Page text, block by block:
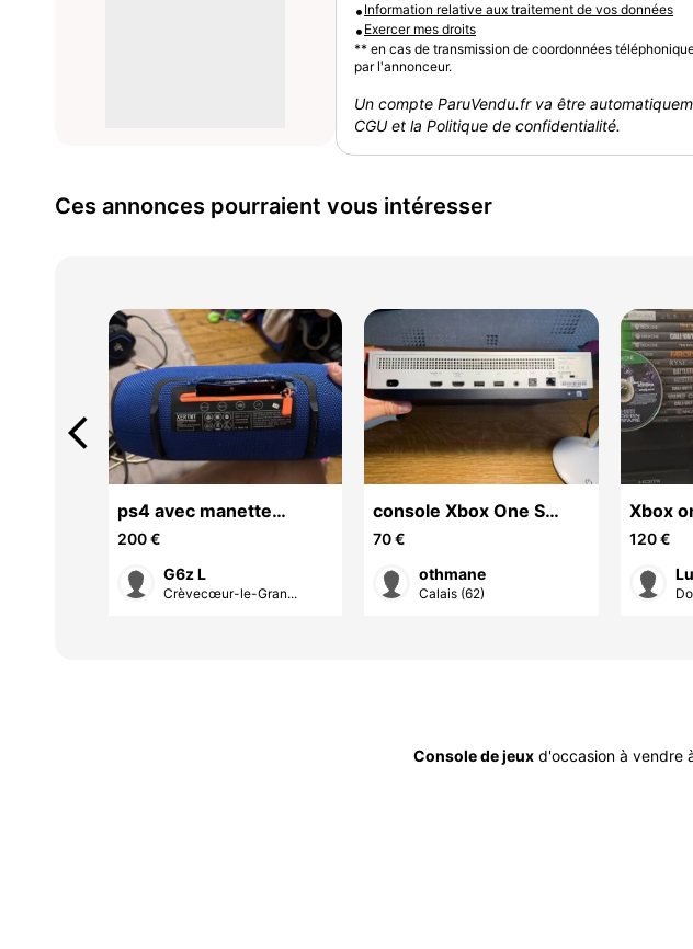
• Information relative aux traitement de vos données
• Exercer mes droits
** en cas de transmission de coordonnées
par l'annonceur.
Un compte ParuVendu.fr va être
CGU et la Politique de confidentialité.
Ces annonces pourraient vous intéresser
ps4 avec manette
enceinte JBL et casque
PlayStation
200 €
G6z L
Crèvecœur-le-Gran...
console Xbox One S
blanche + 2 manettes
sans fil
70 €
othmane
Calais (62)
Xbox
120 €
arrow_back_ios
Console de jeuxd'occasion à vendre